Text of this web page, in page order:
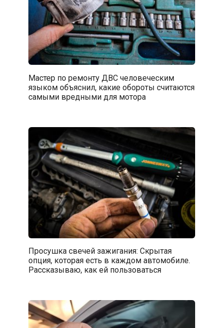
Мастер по ремонту ДВС человеческим
языком объяснил, какие обороты считаются
самыми вредными для мотора
Просушка свечей зажигания: Скрытая
опция, которая есть в каждом автомобиле.
Рассказываю, как ей пользоваться